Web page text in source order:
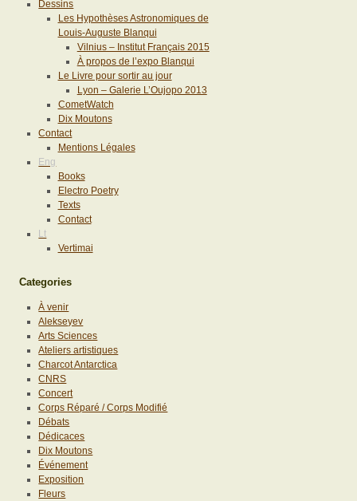
Dessins
Les Hypothèses Astronomiques de
Louis-Auguste Blanqui
Vilnius – Institut Français 2015
À propos de l’expo Blanqui
Le Livre pour sortir au jour
Lyon – Galerie L’Oujopo 2013
CometWatch
Dix Moutons
Contact
Mentions Légales
Eng
Books
Electro Poetry
Texts
Contact
Lt
Vertimai
Categories
À venir
Alekseyev
Arts Sciences
Ateliers artistiques
Charcot Antarctica
CNRS
Concert
Corps Réparé / Corps Modifié
Débats
Dédicaces
Dix Moutons
Événement
Exposition
Fleurs